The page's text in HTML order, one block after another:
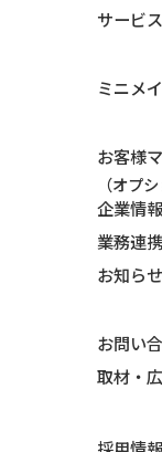
サービ
ミニメ
お客様
（オプシ
企業情報
業務連
お知らせ
お問い
取材・